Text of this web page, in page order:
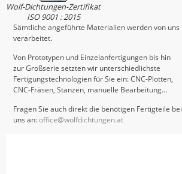
Wolf-Dichtungen-Zertifikat
ISO 9001 : 2015
Sämtliche angeführte Materialien werden von uns
verarbeitet.
Von Prototypen und Einzelanfertigungen bis hin
zur Großserie setzten wir unterschiedlichste
Fertigungstechnologien für Sie ein: CNC-Plotten,
CNC-Fräsen, Stanzen, manuelle Bearbeitung…
Fragen Sie auch direkt die benötigen Fertigteile bei
uns an:office@wolfdichtungen.at